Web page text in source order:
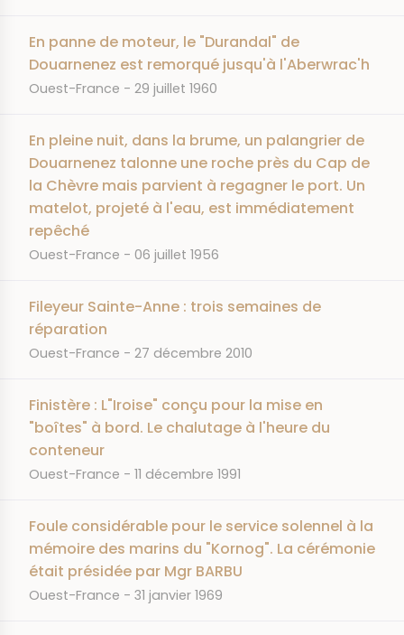
En panne de moteur, le "Durandal" de
Douarnenez est remorqué jusqu'à l'Aberwrac'h
JOURNAL
Ouest-France DATE
29 juillet 1960
En pleine nuit, dans la brume, un palangrier de
Douarnenez talonne une roche près du Cap de
la Chèvre mais parvient à regagner le port. Un
matelot, projeté à l'eau, est immédiatement
repêché
JOURNAL
Ouest-France DATE
06 juillet 1956
Fileyeur Sainte-Anne : trois semaines de
réparation
JOURNAL
Ouest-France DATE
27 décembre 2010
Finistère : L"Iroise" conçu pour la mise en
"boîtes" à bord. Le chalutage à l'heure du
conteneur
JOURNAL
Ouest-France DATE
11 décembre 1991
Foule considérable pour le service solennel à la
mémoire des marins du "Kornog". La cérémonie
était présidée par Mgr BARBU
JOURNAL
Ouest-France DATE
31 janvier 1969